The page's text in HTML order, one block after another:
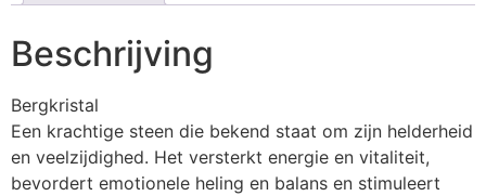
Beschrijving
Bergkristal
Een krachtige steen die bekend staat om zijn helderheid
en veelzijdighed. Het versterkt energie en vitaliteit,
bevordert emotionele heling en balans en stimuleert